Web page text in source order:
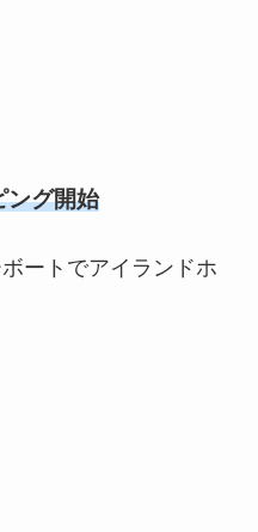
ング開始
ートでアイランドホ